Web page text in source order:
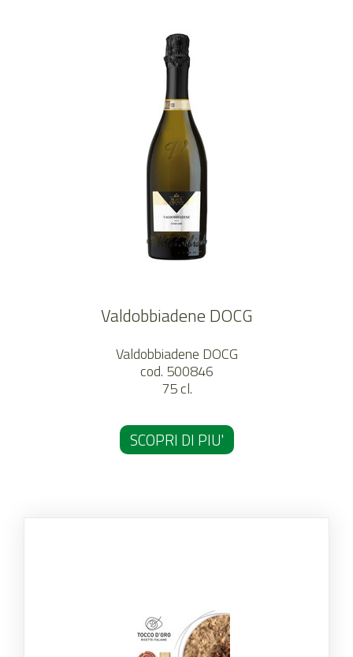
Valdobbiadene DOCG
Valdobbiadene DOCG
cod. 500846
75 cl.
SCOPRI DI PIU'